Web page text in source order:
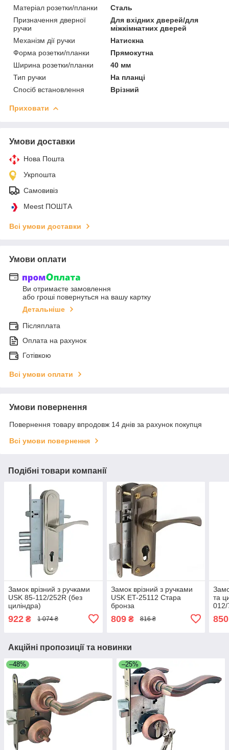
Матеріал розетки/планки
Сталь
Призначення дверної
ручки
Для вхідних дверей/для
міжкімнатних дверей
Механізм дії ручки
Натискна
Форма розетки/планки
Прямокутна
Ширина розетки/планки
40 мм
Тип ручки
На планці
Спосіб встановлення
Врізний
Приховати
Умови доставки
Нова Пошта
Укрпошта
Самовивіз
Meest ПОШТА
Всі умови доставки
Умови оплати
Ви отримаєте замовлення
або гроші повернуться на вашу картку
Детальніше
Післяплата
Оплата на рахунок
Готівкою
Всі умови оплати
Умови повернення
Повернення товару впродовж 14 днів за рахунок покупця
Всі умови повернення
Подібні товари компанії
Замок врізний з ручками
USK 85-112/252R (без
циліндра)
922 ₴ 1 074 ₴
Замок врізний з ручками
USK ET-25112 Стара
бронза
809₴ 816 ₴
та
012/
850
Акційні пропозиції та новинки
–48% –25%